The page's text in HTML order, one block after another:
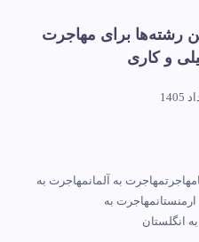
رشته‌ها برای مهاجرت
و کاری
مهاجرتمهاجرت به آلمانمهاجرت به
مهاجرت به
انگلستان